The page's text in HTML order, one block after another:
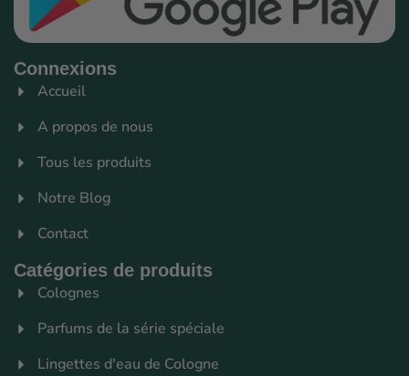
Connexions
Accueil
A propos de nous
Tous les produits
Notre Blog
Contact
Catégories de produits
Colognes
Parfums de la série spéciale
Lingettes d'eau de Cologne